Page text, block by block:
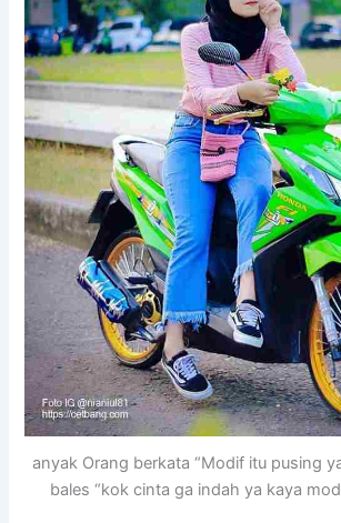
anyak Orang berkata “Modif itu pusing
bales “kok cinta ga indah ya kaya